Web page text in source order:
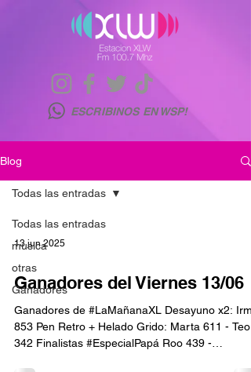
ESCRIBINOS EN WSP!
Blog
Todas las entradas
musica
otras
Ganadores
Todas las entradas
13 jun 2025
Ganadores del Viernes 13/06
Ganadores de #LaMañanaXL Desayuno x2:
853 Pen Retro + Helado Grido: Marta 611 - Teo
342 Finalistas #EspecialPapá Roo 439 -